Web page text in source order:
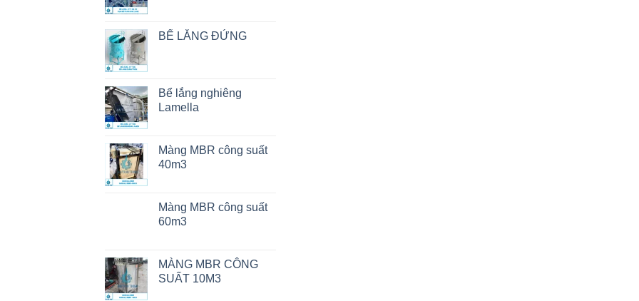
BỂ LẮNG ĐỨNG
Bể lắng nghiêng
Lamella
Màng MBR công suất
40m3
Màng MBR công suất
60m3
MÀNG MBR CÔNG
SUẤT 10M3